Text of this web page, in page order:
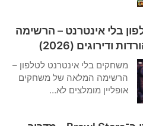
בלי אינטרנט – הרשימה
ודירוגים (2026)
משחקים בלי אינטרנט לטלפון –
הרשימה המלאה של משחקים
אופליין מומלצים לא…